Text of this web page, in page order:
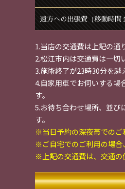
遠方への出張費（移動時間
1.当店の交通費は上記の通
2.松江市内は交通費は一切
3.施術終了が23時30分を
4.自家用車でお伺いする場
す。
5.お待ち合わせ場所、並び
す。
※当日予約の深夜帯でのご
※ご自宅でのご利用の場合
※上記の交通費は、交通の